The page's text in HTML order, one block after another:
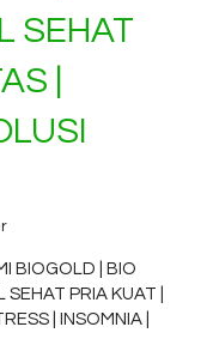
SEHAT
|
BIOGOLD | BIO
PRIA KUAT |
| INSOMNIA |